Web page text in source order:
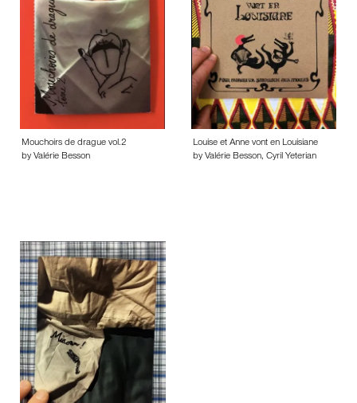
Mouchoirs de drague vol.2
by Valérie Besson
Louise et Anne vont en Louisiane
by Valérie Besson, Cyril Yeterian